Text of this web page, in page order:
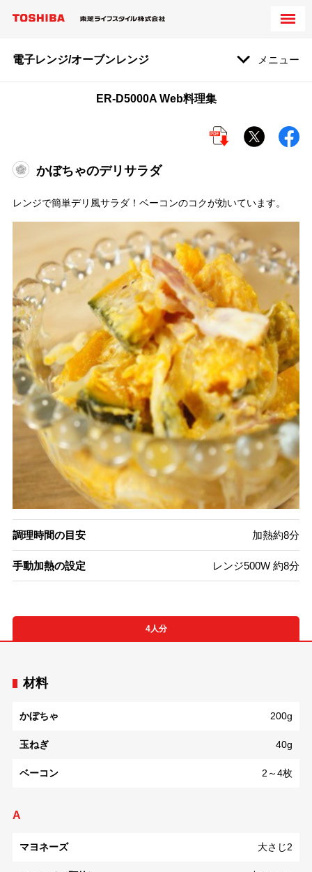
電子レンジ/オーブンレンジ メニュー
ER-D5000A Web料理集
かぼちゃのデリサラダ
レンジで簡単デリ風サラダ！ベーコンのコクが効いています。
調理時間の目安 加熱約8分
手動加熱の設定 レンジ500W 約8分
4人分
材料
かぼちゃ 200g
玉ねぎ 40g
ベーコン 2～4枚
A
マヨネーズ 大さじ2